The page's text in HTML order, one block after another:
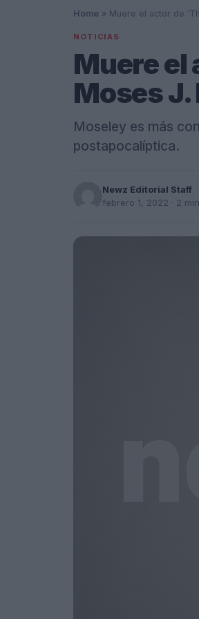
Home » Muere el actor de
NOTICIAS
Muere el
Moses J.
Moseley es más
postapocalíptica.
Newz Editorial Staff
febrero 1, 2022 · 2